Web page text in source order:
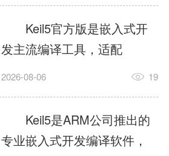
AgentSkill，就是给AI大脑装
上的一双机械手，它真的能
解决很多问题。1什么是
AgentSkillSkill指...
力，代码编译稳定，调试工
具成熟，大量开源项目基于
该平台开发。新项目需要单
独下载对应芯片支持包，新
手配置难度较高，正版商业
授权费用不菲，未授权版本
存在程序容量限制，适合硬
Keil5官方版是嵌入式开
发主流编译工具，适配
STM32、51单片机等多款芯
在线调试、代码仿真，兼容
众多厂商芯片安装包。软件
需要手动添加器件库，初次
2026-08-06 19
Keil5是ARM公司推出的
专业嵌入式开发编译软件，